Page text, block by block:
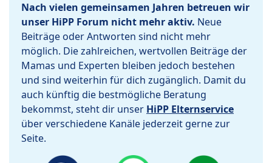
Nach vielen gemeinsamen Jahren betreuen wir
unser HiPP Forum nicht mehr aktiv. Neue
Beiträge oder Antworten sind nicht mehr
möglich. Die zahlreichen, wertvollen Beiträge der
Mamas und Experten bleiben jedoch bestehen
und sind weiterhin für dich zugänglich. Damit du
auch künftig die bestmögliche Beratung
bekommst, steht dir unser HiPP Elternservice
über verschiedene Kanäle jederzeit gerne zur
Seite.